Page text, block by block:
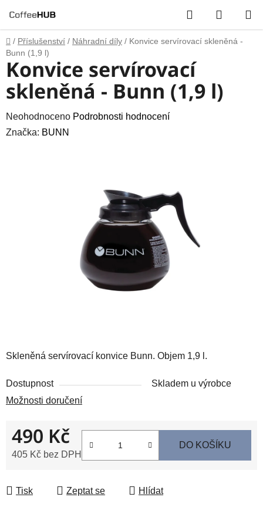
na
obsah
Hledat
KOŠÍK
Domů
/ Příslušenství / Náhradní díly / Konvice servírovací skleněná -
Bunn (1,9 l)
Skleněná servírovací konvice Bunn. Objem 1,9 l.
Dostupnost
Skladem u výrobce
Možnosti doručení
490 Kč
405 Kč bez DPH
DO KOŠÍKU
Tisk Zeptat se Hlídat
Konvice servírovací
skleněná - Bunn (1,9 l)
Průměrné
hodnocení
Neohodnoceno Podrobnosti hodnocení
Značka: BUNN